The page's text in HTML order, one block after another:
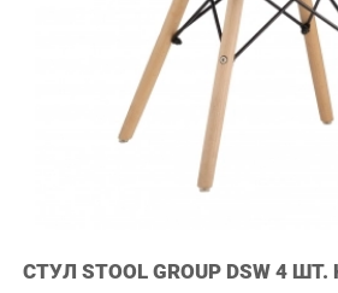
СТУЛ STOOL GROUP DSW 4 ШТ.
Знаменитый образец современного дизайна
всегда в моде